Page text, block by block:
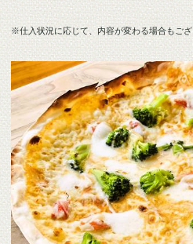
※仕入状況に応じて、内容が変わる場合もござ